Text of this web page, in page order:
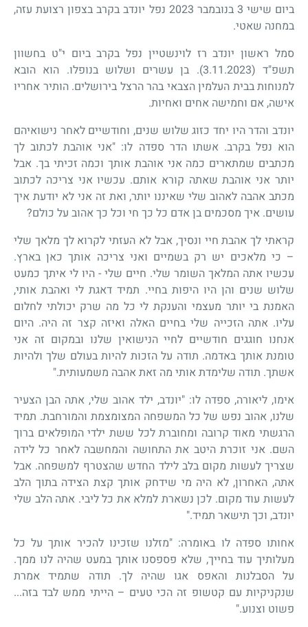
ביום שישי 3 בנובמבר 2023 נפל יונדב בקרב בצפון רצועת עזה,
במחנה שאטי.
סמל ראשון יונדב רז לוינשטיין נפל בקרב ביום י"ט בחשוון
תשפ"ד (3.11.2023). בן עשרים ושלוש בנופלו. הוא הובא
למנוחות בבית העלמין הצבאי בהר הרצל בירושלים. הותיר אחריו
אישה, אם וחמישה אחים ואחיות.
יונדב והדר היו יחד כזוג שלוש שנים, וחודשיים לאחר נישואיהם
הוא נפל בקרב. אשתו הדר ספדה לו: "אני אוהבת לכתוב לך
מכתבים שמתארים כמה אני אוהבת אותך וכמה זכיתי בך. אבל
יותר אני אוהבת שאתה קורא אותם. עכשיו אני צריכה לכתוב
מכתב אהבה לאהוב שלי שאיננו יותר, ואת זה אני לא יודעת איך
עושים. איך מסכמים בן אדם כל כך חי וכל כך אהוב על כולם?
קראתי לך אהבת חיי ונסיך, אבל לא העזתי לקרוא לך מלאך שלי
– כי מלאכים יש רק בשמיים ואני צריכה אותך כאן בארץ.
עכשיו אתה המלאך השומר שלי. חיים שלי - היו לי איתך כמעט
שלוש שנים והן היו היפות בחיי. תמיד דאגת לי ואהבת אותי,
האמנת בי יותר מעצמי והענקת לי כל מה שרק יכולתי לחלום
עליו. אתה הזכייה שלי בחיים האלה ואיזה קצר זה היה. היום
אנחנו חוגגים חודשיים לחיי הנישואין שלנו ובמקום זה אני
טומנת אותך באדמה. תודה על הזכות להיות בעולם שלך ולהיות
אשתך. תודה שלימדת אותי מה זאת אהבה משמעותית."
אימו, ליאורה, ספדה לו: "יונדב, ילד אהוב שלי, אתה הבן הצעיר
שלנו, אהוב נפש של כל המשפחה המצומצמת והמורחבת. תמיד
הרגשתי מאוד קרובה ומחוברת לכל ששת ילדי המופלאים ברוך
השם. אני זוכרת היטב את התחושה והמחשבה לאחר כל לידה
שצריך לעשות מקום בלב לילד החדש שהצטרף למשפחה. אבל
אתה, האחרון, לא היה מי שידחק אותך קצת הצידה בתוך הלב
לעשות עוד מקום. לכן נשארת למלא את כל ליבי. אתה הלב שלי
יונדב, וכך תישאר תמיד."
אחותו ספדה לו באומרה: "מזלנו שזכינו להכיר אותך על כל
מעלותיך עוד בחייך, שלא פספסנו אותך במעט שהיה לנו ממך.
על הסבלנות והאפס אגו שהיה לך. תודה שתמיד אמרת
שנקניקיות עם קטשופ זה הכי טעים – הייתי ממש לבד בזה...
פשוט וצנוע."